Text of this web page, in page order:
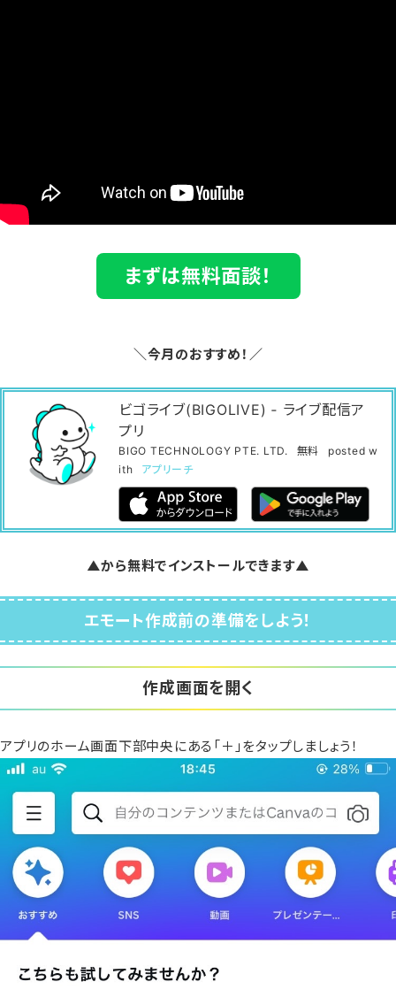
まずは無料面談！
＼今月のおすすめ！／
ビゴライブ(BIGOLIVE) ‐ ライブ配信ア
プリ
BIGO TECHNOLOGY PTE. LTD. 無料
posted w
ith
アプリーチ
▲から無料でインストールできます▲
エモート作成前の準備をしよう！
作成画面を開く
アプリのホーム画面下部中央にある「＋」をタップしましょう！